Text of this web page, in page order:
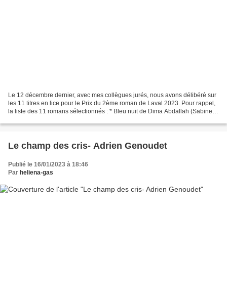
Le 12 décembre dernier, avec mes collègues jurés, nous avons délibéré sur
les 11 titres en lice pour le Prix du 2ème roman de Laval 2023. Pour rappel,
la liste des 11 romans sélectionnés : * Bleu nuit de Dima Abdallah (Sabine
Le champ des cris- Adrien Genoudet
Publié le 16/01/2023 à 18:46
Par heliena-gas